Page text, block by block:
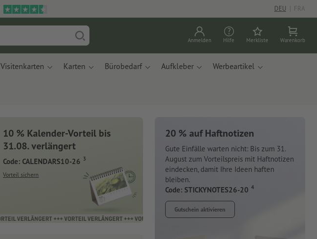
DEU | FRA
Anmelden Hilfe Merkliste Warenkorb
Visitenkarten Karten Bürobedarf Aufkleber Werbeartikel
10 % Kalender-Vorteil bis
31.08. verlängert
Code: CALENDARS10-26 3
Vorteil sichern
20 % auf Haftnotizen
Gute Einfälle warten nicht: Bis zum 31.
August zum Vorteilspreis mit Haftnotizen
eindecken, damit Ihre Ideen haften
bleiben.
Code: STICKYNOTES26-20 4
Gutschein aktivieren